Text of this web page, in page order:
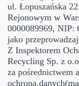
ul. Łopuszańska
Rejonowym w
0000089969,
jako
Z Inspektorem
Recycling Sp. z
za pośrednictwem